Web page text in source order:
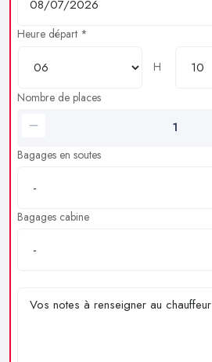
Heure départ *
H
Nombre de places
Bagages en soutes
Bagages cabine